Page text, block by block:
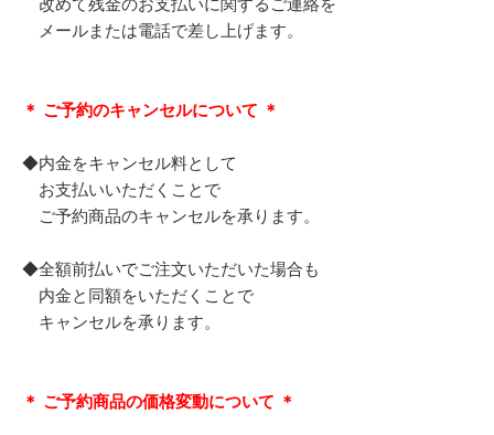
改めて残金のお支払いに関するご連絡を
メールまたは電話で差し上げます。
＊ ご予約のキャンセルについて ＊
◆内金をキャンセル料として
お支払いいただくことで
ご予約商品のキャンセルを承ります。
◆全額前払いでご注文いただいた場合も
内金と同額をいただくことで
キャンセルを承ります。
＊ ご予約商品の価格変動について ＊